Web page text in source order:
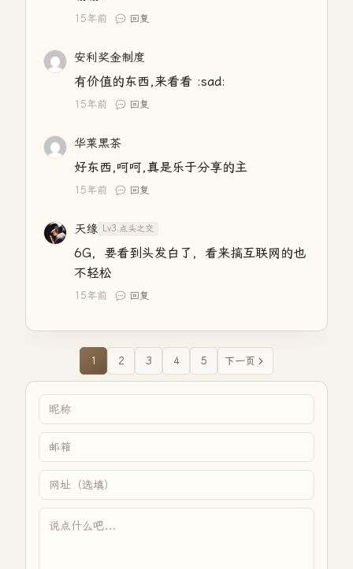
15年前 回复
安利奖金制度
有价值的东西,来看看 :sad:
15年前 回复
华莱黑茶
好东西,呵呵,真是乐于分享的主
15年前 回复
天缘 Lv3.点头之交
6G，要看到头发白了，看来搞互联网的也
不轻松
15年前 回复
1 2 3 4 5 下一页